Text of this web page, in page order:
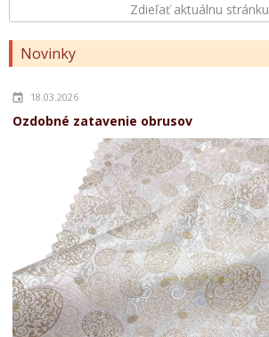
Zdieľať aktuálnu stránku
Novinky
18.03.2026
Ozdobné zatavenie obrusov